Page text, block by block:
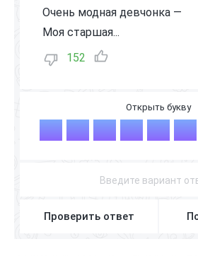
Очень модная девчонка —
Моя старшая...
152
С Е С Т Р Е
Проверить ответ